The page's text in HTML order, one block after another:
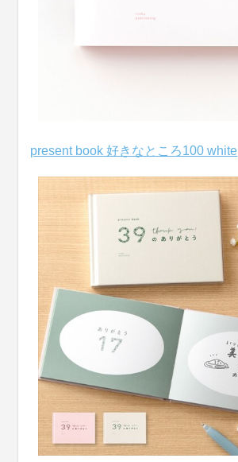
present book 好きなところ100 white